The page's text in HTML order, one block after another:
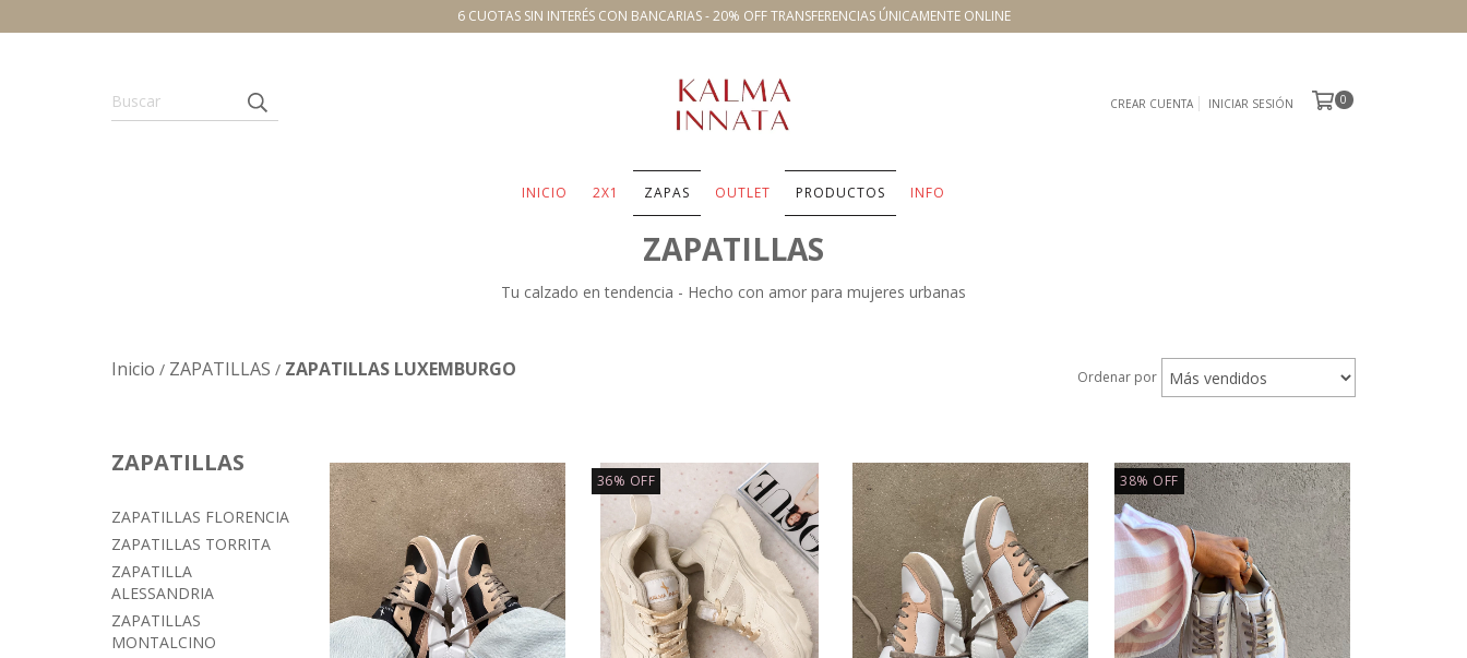
6 CUOTAS SIN INTERÉS CON BANCARIAS - 20% OFF TRANSFERENCIAS ÚNICAMENTE ONLINE
CREAR CUENTA INICIAR SESIÓN 0
INICIO 2X1 ZAPAS OUTLET PRODUCTOS INFO
ZAPATILLAS
Tu calzado en tendencia - Hecho con amor para mujeres urbanas
Inicio / ZAPATILLAS / ZAPATILLAS LUXEMBURGO Ordenar por
ZAPATILLAS
ZAPATILLAS FLORENCIA
ZAPATILLAS TORRITA
ZAPATILLA
ALESSANDRIA
ZAPATILLAS
MONTALCINO
36% OFF 38% OFF